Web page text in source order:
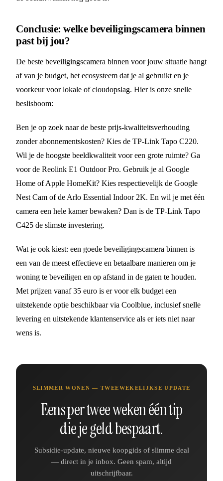
Conclusie: welke beveiligingscamera binnen
past bij jou?
De beste beveiligingscamera binnen voor jouw situatie hangt
af van je budget, het ecosysteem dat je al gebruikt en je
voorkeur voor lokale of cloudopslag. Hier is onze snelle
beslisboom:
Ben je op zoek naar de beste prijs-kwaliteitsverhouding
zonder abonnementskosten? Kies de TP-Link Tapo C220.
Wil je de hoogste beeldkwaliteit voor een grote ruimte? Ga
voor de Reolink E1 Outdoor Pro. Gebruik je al Google
Home of Apple HomeKit? Kies respectievelijk de Google
Nest Cam of de Arlo Essential Indoor 2K. En wil je met één
camera een hele kamer bewaken? Dan is de TP-Link Tapo
C425 de slimste investering.
Wat je ook kiest: een goede beveiligingscamera binnen is
een van de meest effectieve en betaalbare manieren om je
woning te beveiligen en op afstand in de gaten te houden.
Met prijzen vanaf 35 euro is er voor elk budget een
uitstekende optie beschikbaar via Coolblue, inclusief snelle
levering en uitstekende klantenservice als er iets niet naar
wens is.
SLIMMER WONEN — TWEEWEKELIJKSE UPDATE
Eens per twee weken één tip
die je geld bespaart.
Subsidie-update, nieuwe koopgids of slimme deal
— direct in je inbox. Geen spam, altijd
uitschrijfbaar.